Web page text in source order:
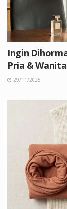
Ingin
Pria &
29/11/2025